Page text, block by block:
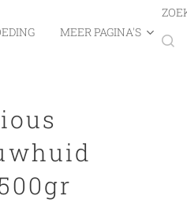
MEER PAGINA'S